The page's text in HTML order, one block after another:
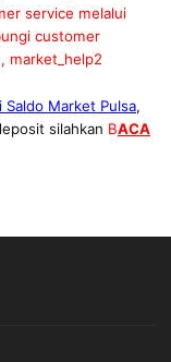
service melalui
customer
market_help2
Market Pulsa,
silahkan BACA